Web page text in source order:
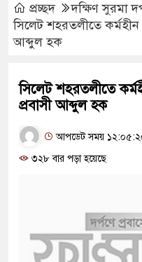
প্রচ্ছদ দক্ষিণ সুরমা
সিলেট শহরতলীতে
আব্দুল হক
সিলেট শহরতলীতে
প্রবাসী আব্দুল হক
আপডেট সময় ১২:০৫:২০
৩২৮ বার পড়া হয়েছে